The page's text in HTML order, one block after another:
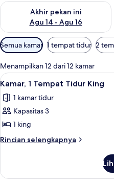
Akhir pekan ini
Agu 14 - Agu 16
Periksa ketersediaan untuk
Filter
tersedia
untuk
kamar
Semua kamar 1 tempat tidur 2
Menampilkan 12 dari 12 kamar
Lihat
semua
foto
untuk
Kamar,
1
King
1
Kamar, 1 Tempat Tidur King
1 kamar tidur
Kapasitas 3
1 king
Rincian selengkapnya
Rincian
Kamar,